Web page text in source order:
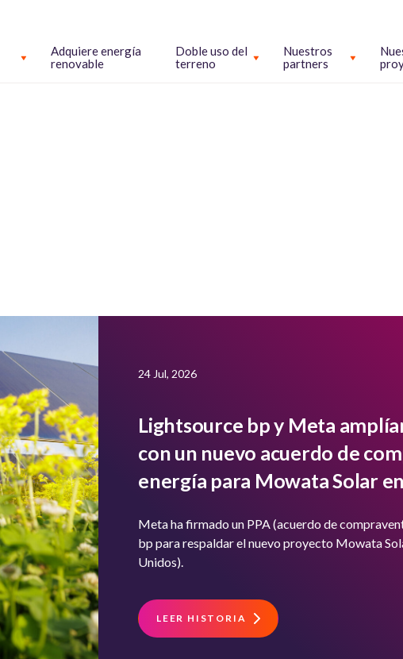
Adquiere energía
renovable
Doble uso del
terreno
Nuestros
partners
24 Jul, 2026
Lightsource bp y Meta
con un nuevo acuerdo de
energía para Mowata Solar
Meta ha firmado un PPA (acuerdo de
bp para respaldar el nuevo proyecto Mowata
Unidos).
LEER HISTORIA